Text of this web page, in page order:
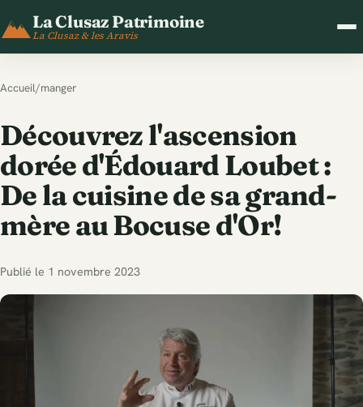
La Clusaz Patrimoine
La Clusaz & les Aravis
Accueil/manger
Découvrez l'ascension
dorée d'Édouard Loubet :
De la cuisine de sa grand-
mère au Bocuse d'Or!
Publié le 1 novembre 2023